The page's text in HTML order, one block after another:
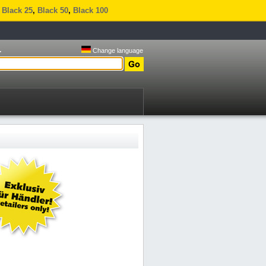
Black 25, Black 50, Black 100
Change language